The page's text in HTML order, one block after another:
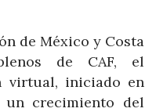
de México y Costa
de CAF, el
virtual, iniciado en
un crecimiento del